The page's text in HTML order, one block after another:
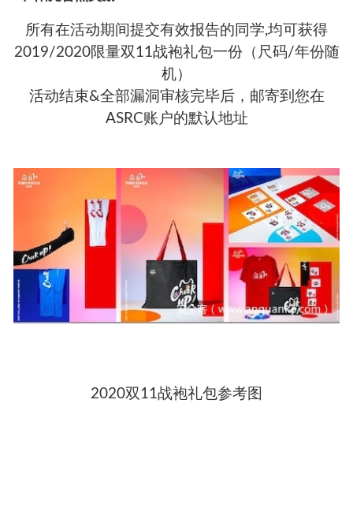
所有在活动期间提交有效报告的同学,均可获得
2019/2020限量双11战袍礼包一份（尺码/年份随
机）
活动结束&全部漏洞审核完毕后，邮寄到您在
ASRC账户的默认地址
2020双11战袍礼包参考图